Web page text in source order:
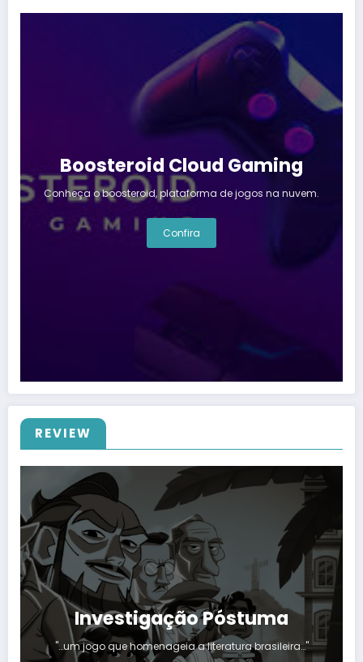
Boosteroid Cloud Gaming
Conheça o boosteroid, plataforma de jogos na nuvem.
Confira
REVIEW
Investigação Póstuma
"…um jogo que homenageia a literatura brasileira…"